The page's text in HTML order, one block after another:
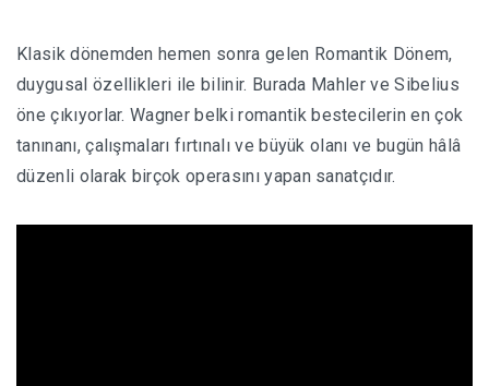
Klasik dönemden hemen sonra gelen Romantik Dönem,
duygusal özellikleri ile bilinir. Burada Mahler ve Sibelius
öne çıkıyorlar. Wagner belki romantik bestecilerin en çok
tanınanı, çalışmaları fırtınalı ve büyük olanı ve bugün hâlâ
düzenli olarak birçok operasını yapan sanatçıdır.